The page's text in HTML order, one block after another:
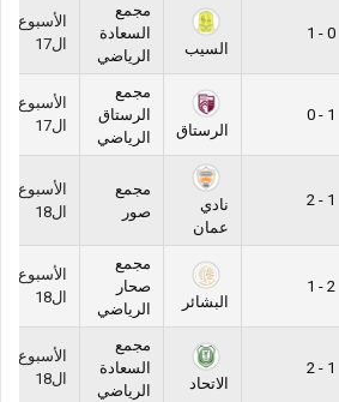
0 - 1
السيب
مجمع
السعادة
الرياضي
الأسبوع
ال17
1 - 0
الرستاق
مجمع
الرستاق
الرياضي
الأسبوع
ال17
1 - 2
نادي
عمان
مجمع
صور
الأسبوع
ال18
2 - 1
البشائر
مجمع
صحار
الرياضي
الأسبوع
ال18
1 - 2
الاتحاد
مجمع
السعادة
الرياضي
الأسبوع
ال18